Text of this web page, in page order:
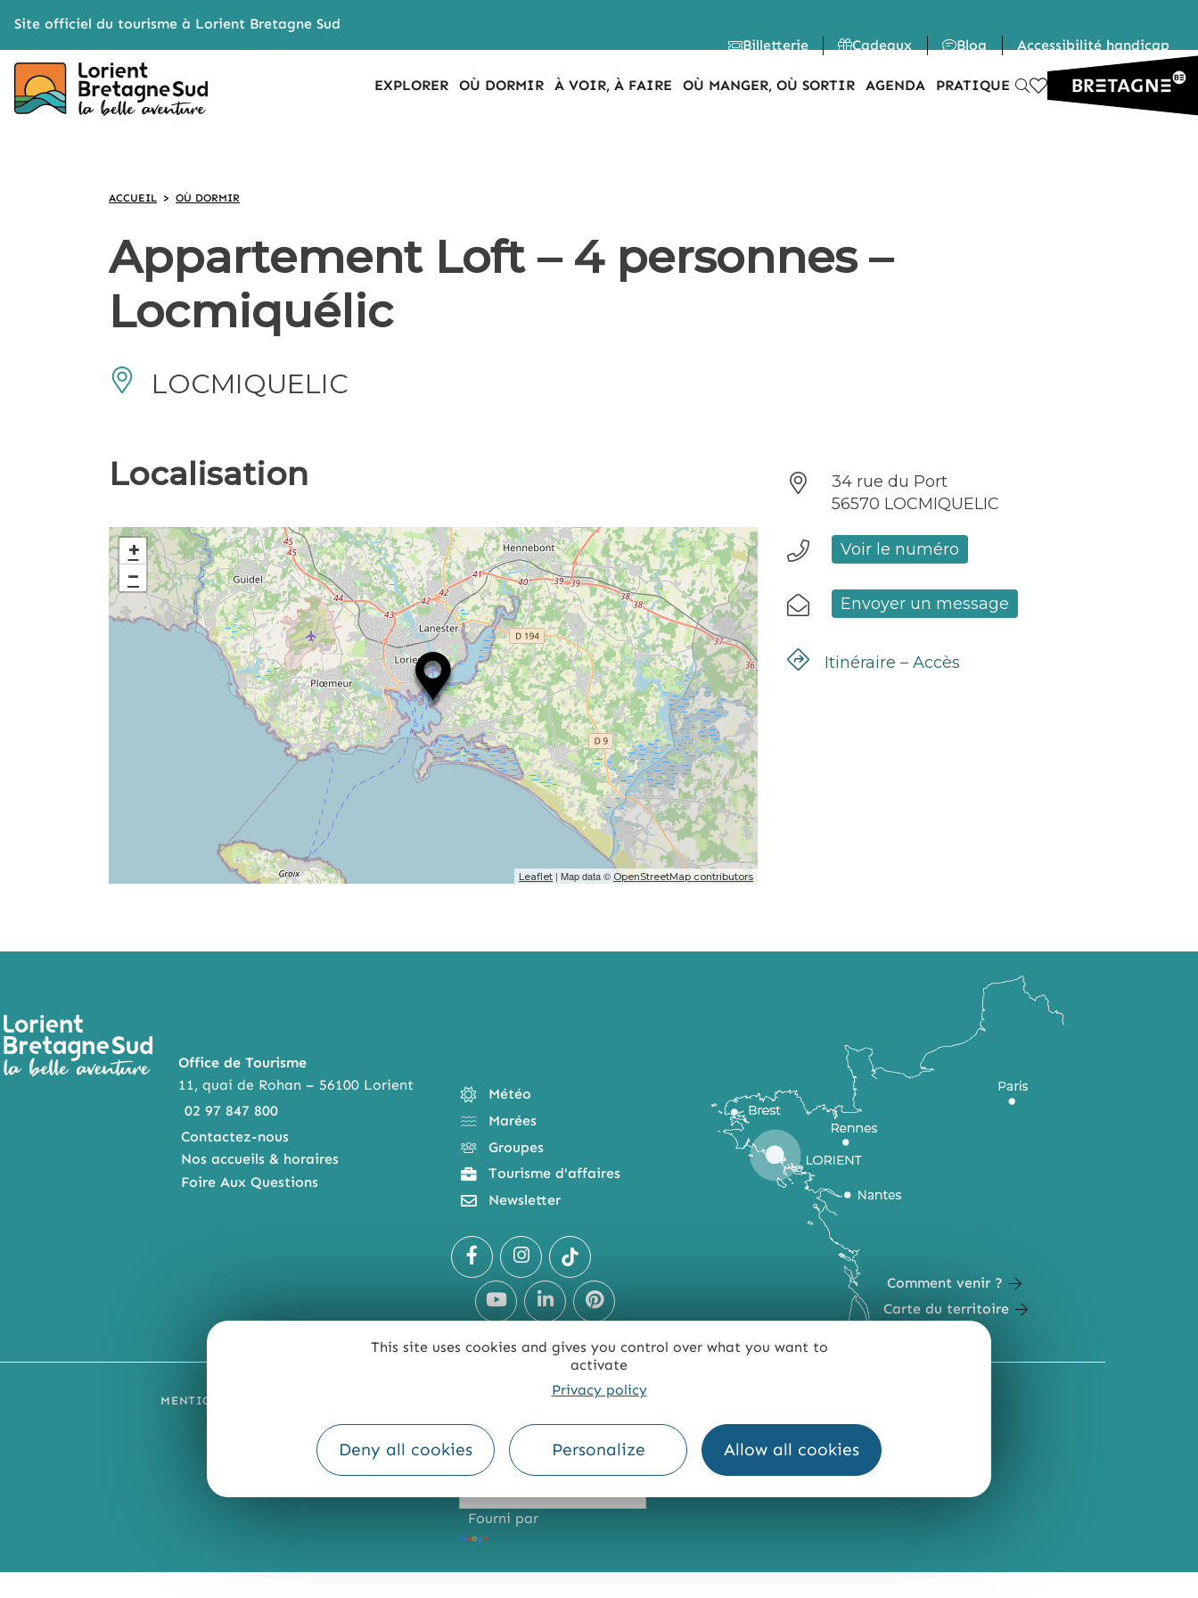
This site uses cookies and gives you control over what you want to
activate
Privacy policy
Deny all cookies Personalize Allow all cookies
Site officiel du tourisme à Lorient Bretagne Sud
Billetterie
Cadeaux Blog Accessibilité handicap
EXPLORER OÙ DORMIR À VOIR, À FAIRE OÙ MANGER, OÙ SORTIR AGENDA PRATIQUE
ACCUEIL > OÙ DORMIR
Appartement Loft – 4 personnes –
Locmiquélic
LOCMIQUELIC
Localisation
+
−
Leaflet | Map data © OpenStreetMap contributors
34 rue du Port
56570 LOCMIQUELIC
Voir le numéro
Envoyer un message
Itinéraire – Accès
Office de Tourisme
11, quai de Rohan – 56100 Lorient
02 97 847 800
Contactez-nous
Nos accueils & horaires
Foire Aux Questions
Météo
Marées
Groupes
Tourisme d'affaires
Newsletter
Comment venir ?
Carte du territoire
MENTIONS LÉGALES ACCESSIBILITÉ : NON CONFORME
Fourni par